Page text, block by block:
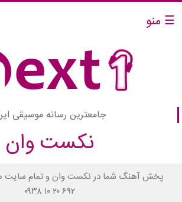
☰ منو
جامعترین رسانه موسیقی
نکست وان
پخش آهنگ شما در نکست وان و تمام سایت
۰۹۳۸ ۱۰ ۲۰ ۶۹۲